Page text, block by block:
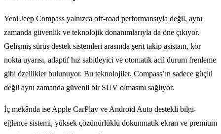
Yeni Jeep Compass yalnızca off-road performansıyla değil, aynı
zamanda güvenlik ve teknolojik donanımlarıyla da öne çıkıyor.
Gelişmiş sürüş destek sistemleri arasında şerit takip asistanı, kör
nokta uyarısı, adaptif hız sabitleyici ve otomatik acil durum frenleme
gibi özellikler bulunuyor. Bu teknolojiler, Compass’ın sadece güçlü
değil aynı zamanda güvenli bir SUV olmasını sağlıyor.
İç mekânda ise Apple CarPlay ve Android Auto destekli bilgi-
eğlence sistemi, yüksek çözünürlüklü dokunmatik ekran ve premium